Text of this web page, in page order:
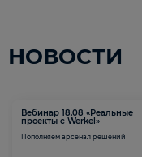
НОВОСТИ
Вебинар 18.08 «Реальные
проекты с Werkel»
Пополняем арсенал решений